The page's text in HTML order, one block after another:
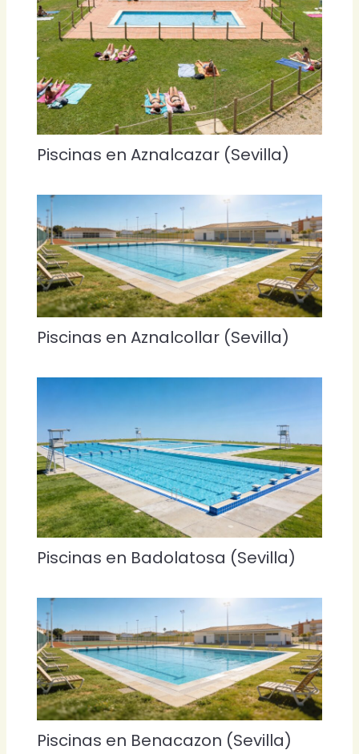
Piscinas en Aznalcazar (Sevilla)
Piscinas en Aznalcollar (Sevilla)
Piscinas en Badolatosa (Sevilla)
Piscinas en Benacazon (Sevilla)